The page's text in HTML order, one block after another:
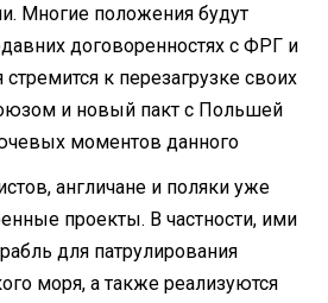
Многие положения будут
договоренностях с ФРГ и
к перезагрузке своих
и новый пакт с Польшей
моментов данного
англичане и поляки уже
проекты. В частности, ими
для патрулирования
моря, а также реализуются